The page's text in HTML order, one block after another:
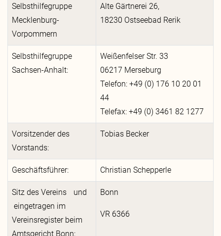
Selbsthilfegruppe
Mecklenburg-
Vorpommern
Alte Gärtnerei 26,
18230 Ostseebad Rerik
Selbsthilfegruppe
Sachsen-Anhalt:
Weißenfelser Str. 33
06217 Merseburg
Telefon: +49 (0) 176 10 20 01
44
Telefax: +49 (0) 3461 82 1277
Vorsitzender des
Vorstands:
Tobias Becker
Geschäftsführer: Christian Schepperle
Sitz des Vereins und
eingetragen im
Vereinsregister beim
Amtsgericht Bonn:
Bonn
VR 6366